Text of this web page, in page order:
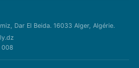
Dar El Beida. 16033 Alger, Algérie.